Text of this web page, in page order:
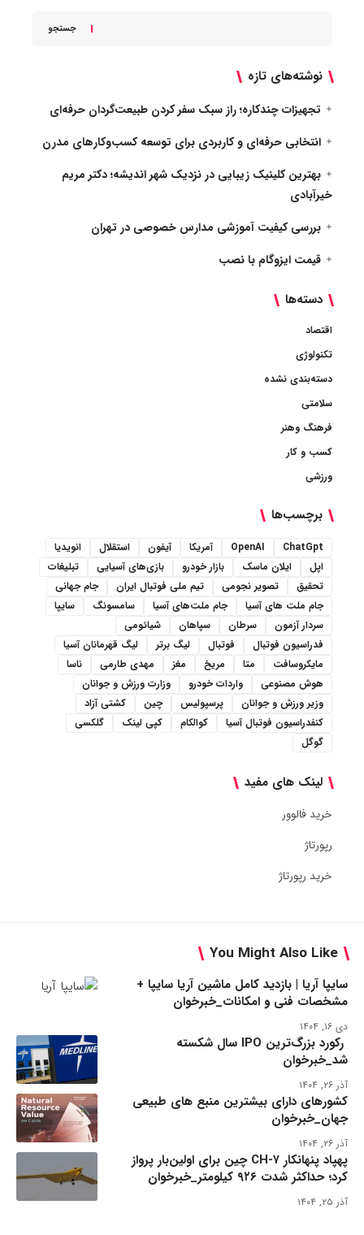
جستجو
نوشته‌های تازه
تجهیزات چندکاره؛ راز سبک سفر کردن طبیعت‌گردان حرفه‌ای
انتخابی حرفه‌ای و کاربردی برای توسعه کسب‌وکارهای مدرن
بهترین کلینیک زیبایی در نزدیک شهر اندیشه؛ دکتر مریم
خیرآبادی
بررسی کیفیت آموزشی مدارس خصوصی در تهران
قیمت ایزوگام با نصب
دسته‌ها
اقتصاد
تکنولوژی
دسته‌بندی نشده
سلامتی
فرهنگ وهنر
کسب و کار
ورزشی
برچسب‌ها
ChatGpt
OpenAI آمریکا آیفون استقلال
انویدیا
اپل
ایلان ماسک بازار خودرو بازی‌های آسیایی
تبلیغات
تحقیق
تصویر نجومی تیم ملی فوتبال ایران
جام جهانی
جام ملت های آسیا
جام ملت‌های آسیا سامسونگ
سایپا
سردار آزمون
سرطان سپاهان
شیائومی
فدراسیون فوتبال
فوتبال لیگ برتر
لیگ قهرمانان آسیا
مایکروسافت
متا مریخ مغز مهدی طارمی
ناسا
هوش مصنوعی
واردات خودرو
وزارت ورزش و جوانان
وزیر ورزش و جوانان
پرسپولیس چین
کشتی آزاد
کنفدراسیون فوتبال آسیا
کوالکام کپی لینک
گلکسی
گوگل
لینک های مفید
خرید فالوور
رپورتاژ
خرید رپورتاژ
You Might Also Like
سایپا آریا | بازدید کامل ماشین آریا سایپا +
مشخصات فنی و امکانات_خبرخوان
دی ۱۶, ۱۴۰۴
رکورد بزرگ‌ترین IPO سال شکسته
شد_خبرخوان
آذر ۲۶, ۱۴۰۴
کشورهای دارای بیشترین منبع های طبیعی
جهان_خبرخوان
آذر ۲۶, ۱۴۰۴
پهپاد پنهانکار CH-۷ چین برای اولین‌بار پرواز
کرد؛ حداکثر شدت ۹۲۶ کیلومتر_خبرخوان
آذر ۲۵, ۱۴۰۴